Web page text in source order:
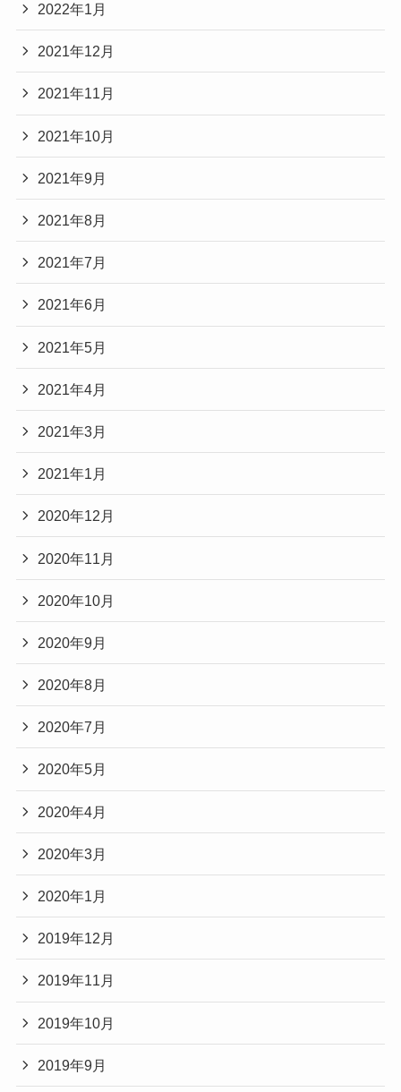
2022年1月
2021年12月
2021年11月
2021年10月
2021年9月
2021年8月
2021年7月
2021年6月
2021年5月
2021年4月
2021年3月
2021年1月
2020年12月
2020年11月
2020年10月
2020年9月
2020年8月
2020年7月
2020年5月
2020年4月
2020年3月
2020年1月
2019年12月
2019年11月
2019年10月
2019年9月